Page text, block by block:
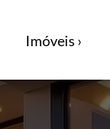
Imóveis ›